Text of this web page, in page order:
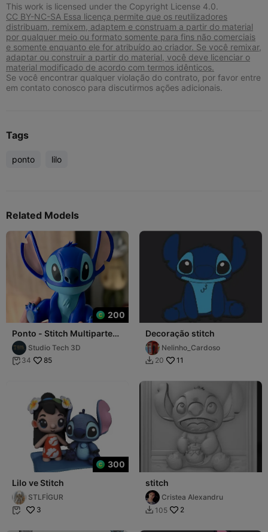
This work is licensed under the Copyright License 4.0.
CC BY-NC-SA Essa licença permite que os reutilizadores
distribuam, remixem, adaptem e construam a partir do material
por qualquer meio ou formato somente para fins não comerciais
e somente enquanto ele for atribuído ao criador. Se você remixar,
adaptar ou construir a partir do material, você deve licenciar o
material modificado de acordo com termos idênticos.
Se você encontrar qualquer violação do contrato, por favor entre
em contato conosco para discutirmos ações adicionais.
Tags
ponto lilo
Related Models
200
Ponto - Stitch Multipartes
e Multicolorido
Studio Tech 3D
 34 85
Decoração stitch
Nelinho_Cardoso
 20 11
300
Lilo ve Stitch
STLFİGUR
 3
stitch
Cristea Alexandru
 105 2